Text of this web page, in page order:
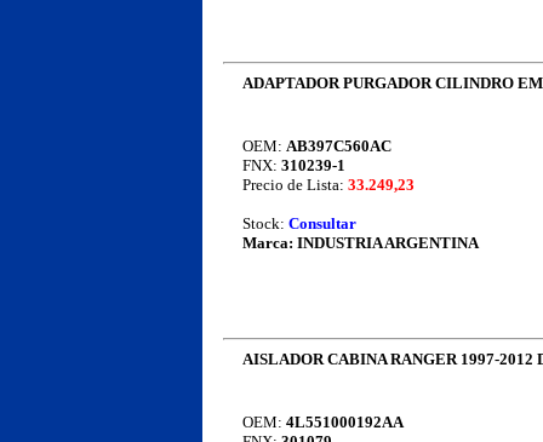
ADAPTADOR PURGADOR CILINDRO
OEM: AB397C560AC
FNX: 310239-1
Precio de Lista: 33.249,23
Stock: Consultar
Marca: INDUSTRIA ARGENTINA
AISLADOR CABINA RANGER 1997-
OEM: 4L551000192AA